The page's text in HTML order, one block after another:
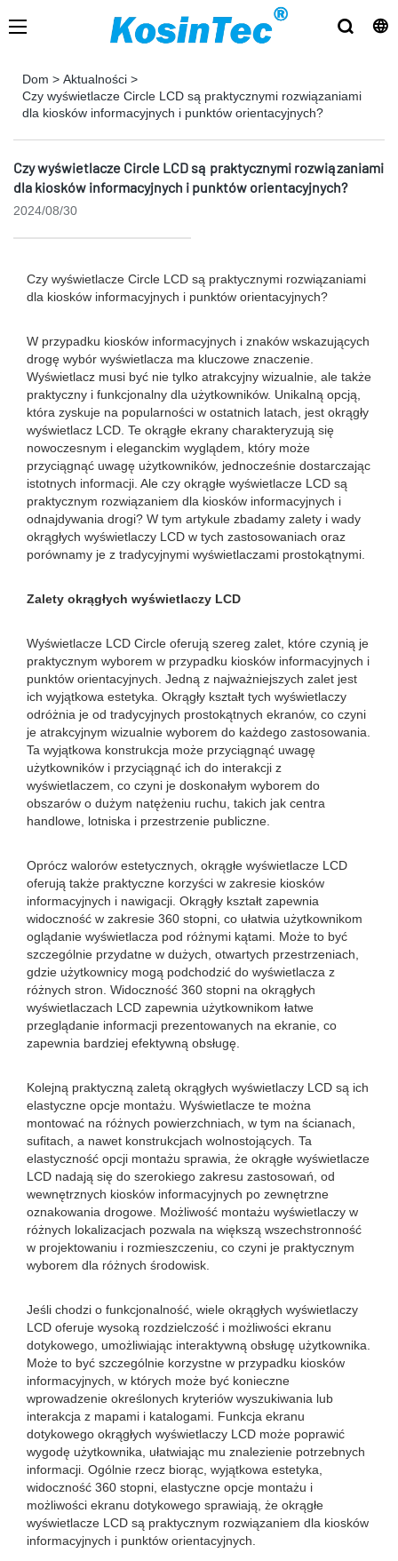
Dom > Aktualności >
Czy wyświetlacze Circle LCD są praktycznymi rozwiązaniami
dla kiosków informacyjnych i punktów orientacyjnych?
Czy wyświetlacze Circle LCD są praktycznymi rozwiązaniami
dla kiosków informacyjnych i punktów orientacyjnych?
2024/08/30
Czy wyświetlacze Circle LCD są praktycznymi rozwiązaniami
dla kiosków informacyjnych i punktów orientacyjnych?
W przypadku kiosków informacyjnych i znaków wskazujących
drogę wybór wyświetlacza ma kluczowe znaczenie.
Wyświetlacz musi być nie tylko atrakcyjny wizualnie, ale także
praktyczny i funkcjonalny dla użytkowników. Unikalną opcją,
która zyskuje na popularności w ostatnich latach, jest okrągły
wyświetlacz LCD. Te okrągłe ekrany charakteryzują się
nowoczesnym i eleganckim wyglądem, który może
przyciągnąć uwagę użytkowników, jednocześnie dostarczając
istotnych informacji. Ale czy okrągłe wyświetlacze LCD są
praktycznym rozwiązaniem dla kiosków informacyjnych i
odnajdywania drogi? W tym artykule zbadamy zalety i wady
okrągłych wyświetlaczy LCD w tych zastosowaniach oraz
porównamy je z tradycyjnymi wyświetlaczami prostokątnymi.
Zalety okrągłych wyświetlaczy LCD
Wyświetlacze LCD Circle oferują szereg zalet, które czynią je
praktycznym wyborem w przypadku kiosków informacyjnych i
punktów orientacyjnych. Jedną z najważniejszych zalet jest
ich wyjątkowa estetyka. Okrągły kształt tych wyświetlaczy
odróżnia je od tradycyjnych prostokątnych ekranów, co czyni
je atrakcyjnym wizualnie wyborem do każdego zastosowania.
Ta wyjątkowa konstrukcja może przyciągnąć uwagę
użytkowników i przyciągnąć ich do interakcji z
wyświetlaczem, co czyni je doskonałym wyborem do
obszarów o dużym natężeniu ruchu, takich jak centra
handlowe, lotniska i przestrzenie publiczne.
Oprócz walorów estetycznych, okrągłe wyświetlacze LCD
oferują także praktyczne korzyści w zakresie kiosków
informacyjnych i nawigacji. Okrągły kształt zapewnia
widoczność w zakresie 360 ​​stopni, co ułatwia użytkownikom
oglądanie wyświetlacza pod różnymi kątami. Może to być
szczególnie przydatne w dużych, otwartych przestrzeniach,
gdzie użytkownicy mogą podchodzić do wyświetlacza z
różnych stron. Widoczność 360 stopni na okrągłych
wyświetlaczach LCD zapewnia użytkownikom łatwe
przeglądanie informacji prezentowanych na ekranie, co
zapewnia bardziej efektywną obsługę.
Kolejną praktyczną zaletą okrągłych wyświetlaczy LCD są ich
elastyczne opcje montażu. Wyświetlacze te można
montować na różnych powierzchniach, w tym na ścianach,
sufitach, a nawet konstrukcjach wolnostojących. Ta
elastyczność opcji montażu sprawia, że ​​okrągłe wyświetlacze
LCD nadają się do szerokiego zakresu zastosowań, od
wewnętrznych kiosków informacyjnych po zewnętrzne
oznakowania drogowe. Możliwość montażu wyświetlaczy w
różnych lokalizacjach pozwala na większą wszechstronność
w projektowaniu i rozmieszczeniu, co czyni je praktycznym
wyborem dla różnych środowisk.
Jeśli chodzi o funkcjonalność, wiele okrągłych wyświetlaczy
LCD oferuje wysoką rozdzielczość i możliwości ekranu
dotykowego, umożliwiając interaktywną obsługę użytkownika.
Może to być szczególnie korzystne w przypadku kiosków
informacyjnych, w których może być konieczne
wprowadzenie określonych kryteriów wyszukiwania lub
interakcja z mapami i katalogami. Funkcja ekranu
dotykowego okrągłych wyświetlaczy LCD może poprawić
wygodę użytkownika, ułatwiając mu znalezienie potrzebnych
informacji. Ogólnie rzecz biorąc, wyjątkowa estetyka,
widoczność 360 stopni, elastyczne opcje montażu i
możliwości ekranu dotykowego sprawiają, że okrągłe
wyświetlacze LCD są praktycznym rozwiązaniem dla kiosków
informacyjnych i punktów orientacyjnych.